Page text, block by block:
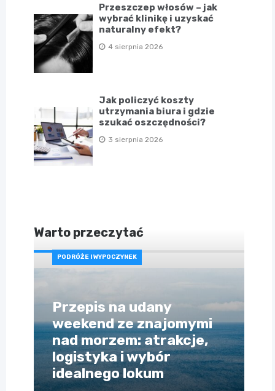
Przeszczep włosów – jak
wybrać klinikę i uzyskać
naturalny efekt?
4 sierpnia 2026
Jak policzyć koszty
utrzymania biura i gdzie
szukać oszczędności?
3 sierpnia 2026
Warto przeczytać
PODRÓŻE I WYPOCZYNEK
Przepis na udany
weekend ze znajomymi
nad morzem: atrakcje,
logistyka i wybór
idealnego lokum